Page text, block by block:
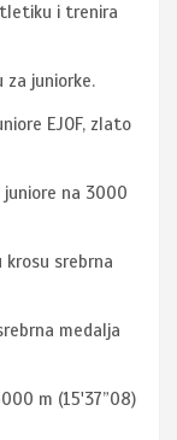
i trenira
za juniorke.
EJOF, zlato
juniore na 3000
krosu srebrna
medalja
m (15'37”08)